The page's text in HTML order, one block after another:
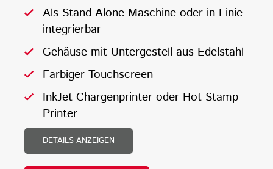
Als Stand Alone Maschine oder in Linie
integrierbar
Gehäuse mit Untergestell aus Edelstahl
Farbiger Touchscreen
InkJet Chargenprinter oder Hot Stamp
Printer
DETAILS ANZEIGEN